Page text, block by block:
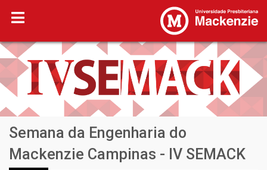
Semana da Engenharia do
Mackenzie Campinas - IV SEMACK